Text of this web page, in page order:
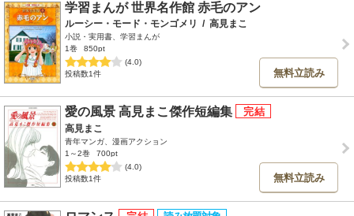
学習まんが 世界名作館 赤毛のアン
ルーシー・モード・モンゴメリ / 高見まこ
小説・実用書、学習まんが
1巻
850pt
(4.0)
投稿数1件
無料立読み
愛の風景 高見まこ傑作短編集
高見まこ
青年マンガ、漫画アクション
1～2巻
700pt
(4.0)
投稿数1件
無料立読み